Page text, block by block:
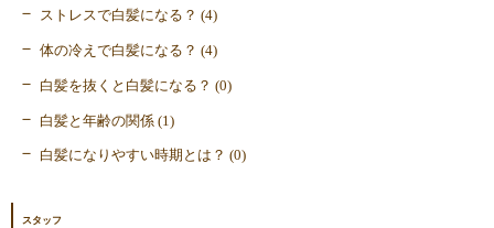
ストレスで白髪になる？ (4)
体の冷えで白髪になる？ (4)
白髪を抜くと白髪になる？ (0)
白髪と年齢の関係 (1)
白髪になりやすい時期とは？ (0)
スタッフ